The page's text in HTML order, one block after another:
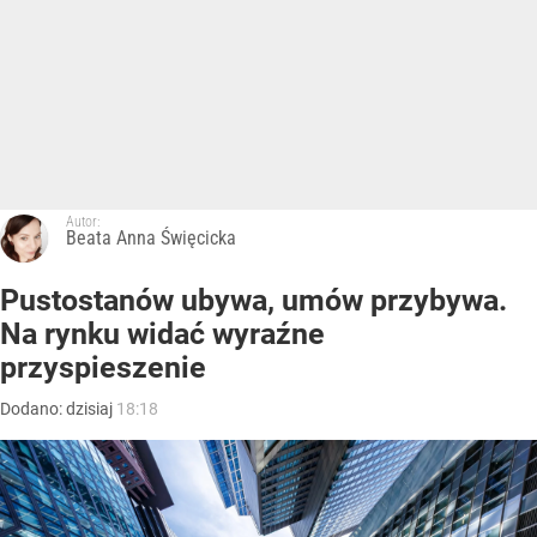
Autor:
Beata Anna Święcicka
Pustostanów ubywa, umów przybywa.
Na rynku widać wyraźne
przyspieszenie
Dodano:dzisiaj 18:18